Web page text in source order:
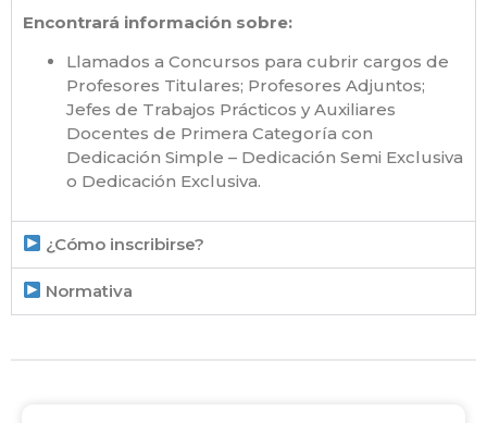
Encontrará información sobre:
Llamados a Concursos para cubrir cargos de
Profesores Titulares; Profesores Adjuntos;
Jefes de Trabajos Prácticos y Auxiliares
Docentes de Primera Categoría con
Dedicación Simple – Dedicación Semi Exclusiva
o Dedicación Exclusiva.
¿Cómo inscribirse?
Normativa